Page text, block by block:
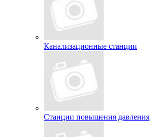
Канализационные станции
Станции повышения давления